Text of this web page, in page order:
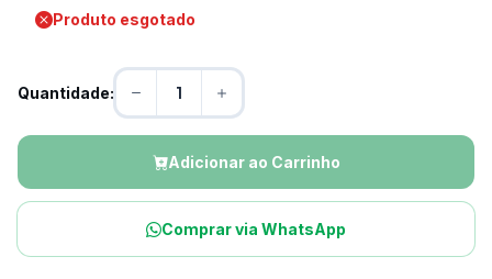
Produto esgotado
Quantidade:
Adicionar ao Carrinho
Comprar via WhatsApp